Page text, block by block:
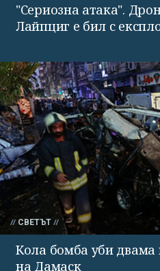
"Сериозна атака".
Лайпциг е бил с
СВЕТЪТ
Кола бомба уби двама
на Дамаск